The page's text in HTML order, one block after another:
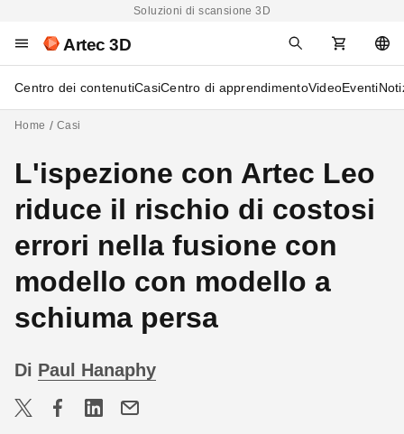
Soluzioni di scansione 3D
Artec 3D
Centro dei contenutiCasiCentro di apprendimentoVideoEventi
Home Casi
L'ispezione con Artec Leo
riduce il rischio di costosi
errori nella fusione con
modello con modello a
schiuma persa
Di Paul Hanaphy